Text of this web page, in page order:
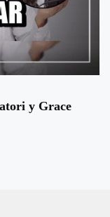
y Grace